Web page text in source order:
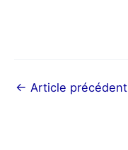
← Article précédent